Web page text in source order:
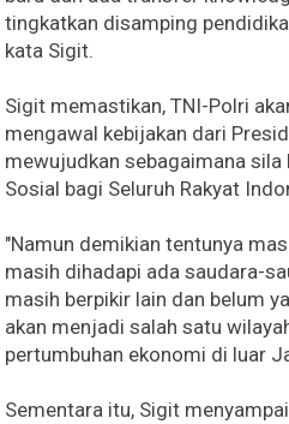
tingkatkan disamping
kata Sigit.
Sigit memastikan, TNI-Polri
mengawal kebijakan dari
mewujudkan sebagaimana sila
Sosial bagi Seluruh Rakyat
"Namun demikian tentunya
masih dihadapi ada saudara-
masih berpikir lain dan belum
akan menjadi salah satu
pertumbuhan ekonomi di luar
Sementara itu, Sigit